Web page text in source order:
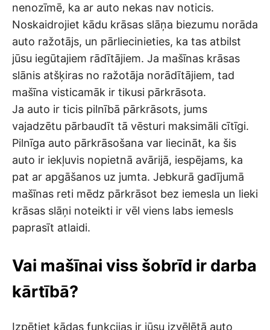
nenozīmē, ka ar auto nekas nav noticis.
Noskaidrojiet kādu krāsas slāņa biezumu norāda
auto ražotājs, un pārliecinieties, ka tas atbilst
jūsu iegūtajiem rādītājiem. Ja mašīnas krāsas
slānis atšķiras no ražotāja norādītājiem, tad
mašīna visticamāk ir tikusi pārkrāsota.
Ja auto ir ticis pilnībā pārkrāsots, jums
vajadzētu pārbaudīt tā vēsturi maksimāli cītīgi.
Pilnīga auto pārkrāsošana var liecināt, ka šis
auto ir iekļuvis nopietnā avārijā, iespējams, ka
pat ar apgāšanos uz jumta. Jebkurā gadījumā
mašīnas reti mēdz pārkrāsot bez iemesla un lieki
krāsas slāņi noteikti ir vēl viens labs iemesls
paprasīt atlaidi.
Vai mašīnai viss šobrīd ir darba
kārtībā?
Izpētiet kādas funkcijas ir jūsu izvēlētā auto